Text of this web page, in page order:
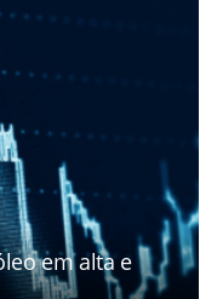
em alta e